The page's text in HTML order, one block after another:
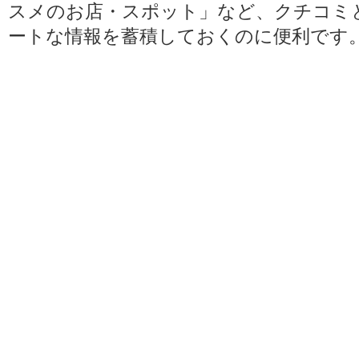
スメのお店・スポット」など、クチコ
ートな情報を蓄積しておくのに便利です